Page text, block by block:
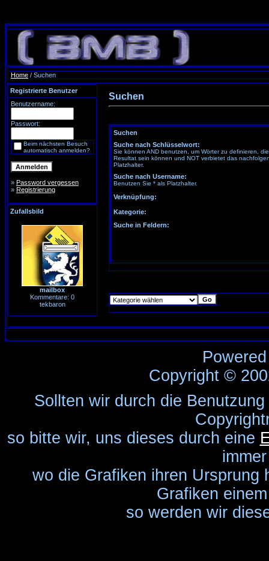
Home / Suchen
Registrierte Benutzer
Benutzername:
Passwort:
Beim nächsten Besuch
automatisch anmelden?
» Password vergessen
» Registrierung
Zufallsbild
mailbox
Kommentare: 0
tekbaron
Suchen
Suchen
Suche nach Schlüsselwort:
Sie können AND benutzen, um Wörter zu definieren,
Resultat sein können und NOT verbietet das
Platzhalter.
Suche nach Username:
Benutzen Sie * als Platzhalter.
Verknüpfung:
Kategorie:
Suche in Feldern:
Copyright ©
Sollten wir durch die
so bitte wir, uns dieses durch eine
wo die Grafiken ihren Ursprung
Grafiken
so werden wir